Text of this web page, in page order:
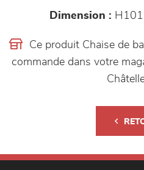
Dimension :
Ce produit Chaise de
commande dans votre